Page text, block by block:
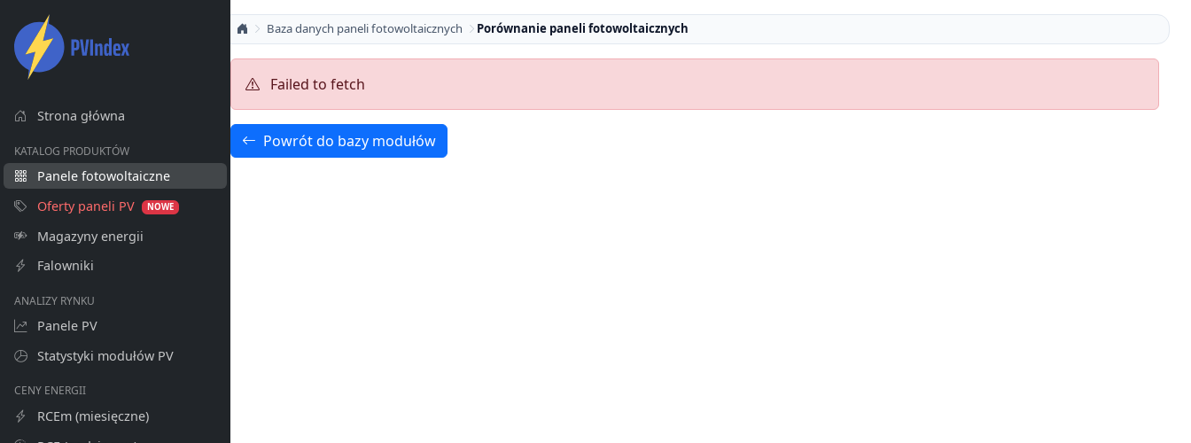
Strona główna
KATALOG PRODUKTÓW
Panele fotowoltaiczne
Oferty paneli PV
NOWE
Magazyny energii
Falowniki
ANALIZY RYNKU
Panele PV
Statystyki modułów PV
CENY ENERGII
RCEm (miesięczne)
Baza danych paneli fotowoltaicznych Porównanie paneli fotowoltaicznych
Failed to fetch
Powrót do bazy modułów